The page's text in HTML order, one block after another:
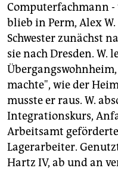
Computerfachmann
blieb in Perm, Alex
Schwester zunächst
sie nach Dresden. W.
machte", wie der
musste er raus. W.
Integrationskurs,
Arbeitsamt
Lagerarbeiter.
Hartz IV, ab und an